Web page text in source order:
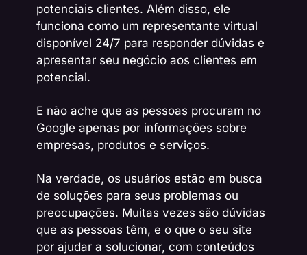
potenciais clientes. Além disso, ele
funciona como um representante virtual
disponível 24/7 para responder dúvidas e
apresentar seu negócio aos clientes em
potencial.
E não ache que as pessoas procuram no
Google apenas por informações sobre
empresas, produtos e serviços.
Na verdade, os usuários estão em busca
de soluções para seus problemas ou
preocupações. Muitas vezes são dúvidas
que as pessoas têm, e o que o seu site
por ajudar a solucionar, com conteúdos